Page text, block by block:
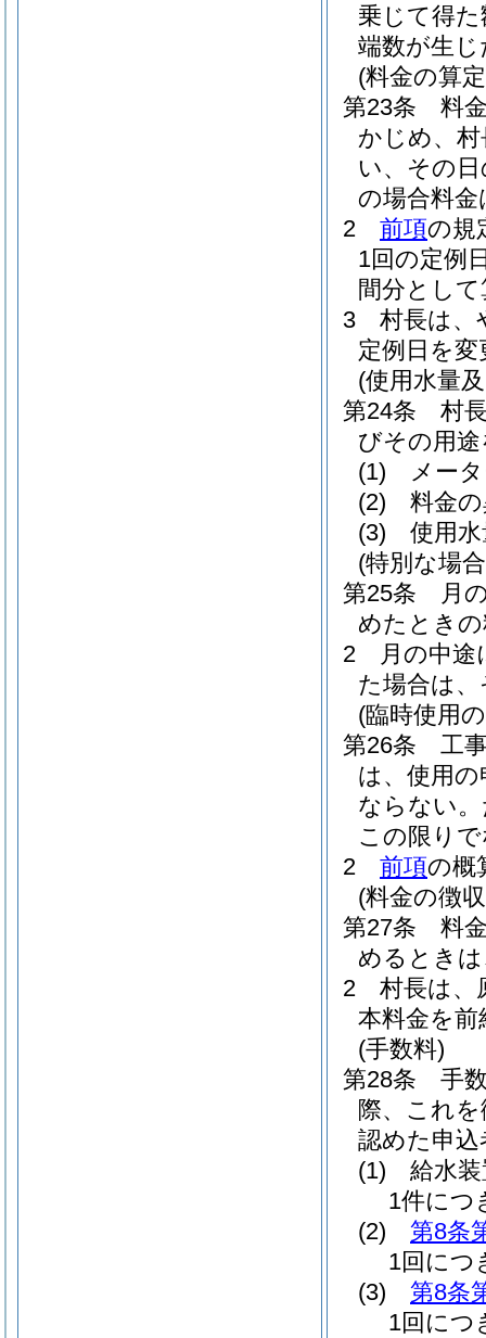
乗じて得
端数が生
(料金の算
第23条
料
かじめ、
い、その
の場合料
2
前項の規
1回の定例
間分とし
3
村長は、
定例日を
(使用水量
第24条
村
びその用
(1)
メー
(2)
料金
(3)
使用
(特別な場
第25条
月
めたとき
2
月の中
た場合は
(臨時使用
第26条
工
は、使用
ならない。
この限り
2
前項の概
(料金の徴
第27条
料
めるとき
2
村長は、
本料金を
(手数料)
第28条
手
際、これ
認めた申
(1)
給水
1件に
(2)
第8条
1回に
(3)
第8条
1回に